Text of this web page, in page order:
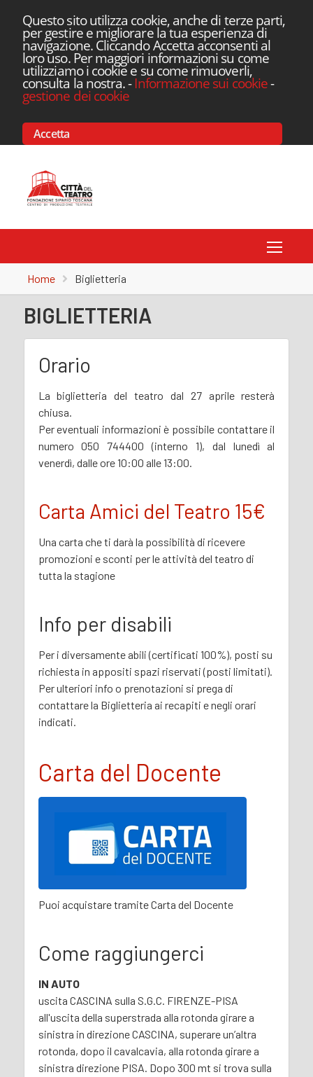
Questo sito utilizza cookie, anche di terze parti,
per gestire e migliorare la tua esperienza di
navigazione. Cliccando Accetta acconsenti al
loro uso. Per maggiori informazioni su come
utilizziamo i cookie e su come rimuoverli,
consulta la nostra.-Informazione sui cookie-
gestione dei cookie
Accetta
Home Biglietteria
BIGLIETTERIA
Orario
La biglietteria del teatro dal 27 aprile resterà
chiusa.
Per eventuali informazioni è possibile contattare il
numero 050 744400 (interno 1), dal lunedì al
venerdì, dalle ore 10:00 alle 13:00.
Carta Amici del Teatro 15€
Una carta che ti darà la possibilità di ricevere
promozioni e sconti per le attività del teatro di
tutta la stagione
Info per disabili
Per i diversamente abili (certificati 100%), posti su
richiesta in appositi spazi riservati (posti limitati).
Per ulteriori info o prenotazioni si prega di
contattare la Biglietteria ai recapiti e negli orari
indicati.
Carta del Docente
Puoi acquistare tramite Carta del Docente
Come raggiungerci
IN AUTO
uscita CASCINA sulla S.G.C. FIRENZE-PISA
all'uscita della superstrada alla rotonda girare a
sinistra in direzione CASCINA, superare un’altra
rotonda, dopo il cavalcavia, alla rotonda girare a
sinistra direzione PISA. Dopo 300 mt si trova sulla